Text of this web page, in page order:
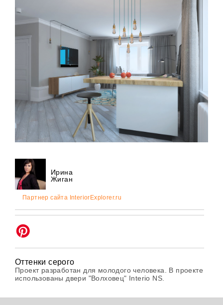
Ирина
Жиган
Партнер сайта InteriorExplorer.ru
Оттенки серого
Проект разработан для молодого человека. В проекте
использованы двери "Волховец" Interio NS.